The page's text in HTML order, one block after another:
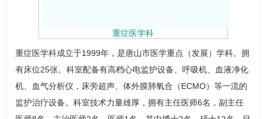
重症医学科
重症医学科成立于1999年，是唐山市医学重点（发展）学科。拥
有床位25张。科室配备有高档心电监护设备、呼吸机、血液净化
机、血气分析仪，床旁超声、体外膜肺氧合（ECMO）等一流的
监护治疗设备。科室技术力量雄厚，拥有主任医师6名，副主任